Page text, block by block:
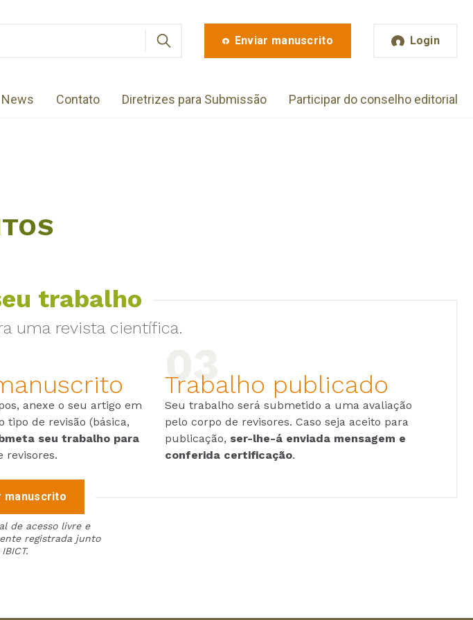
Enviar manuscrito Login
News Contato Diretrizes para Submissão Participar do conselho editorial
trabalho
uma revista científica.
anexe o seu artigo em
tipo de revisão (básica,
seu trabalho para
revisores.
Trabalho publicado
Seu trabalho será submetido a uma avaliação
pelo corpo de revisores. Caso seja aceito para
publicação, ser-lhe-á enviada mensagem e
conferida certificação.
manuscrito
de acesso livre e
registrada junto